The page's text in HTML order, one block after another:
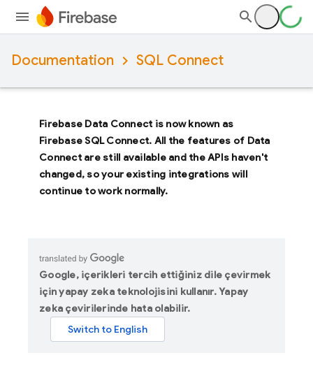
Documentation SQL Connect
Firebase Data Connectis now known as
Firebase SQL Connect. All the features of Data
Connectare still available and the APIs haven't
changed, so your existing integrations will
continue to work normally.
Google, içerikleri tercih ettiğiniz dile çevirmek
için yapay zeka teknolojisini kullanır. Yapay
zeka çevirilerinde hata olabilir.